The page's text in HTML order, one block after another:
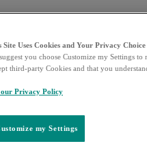
癌）
Site Uses Cookies and Your Privacy
you choose Customize my Settings
third-party Cookies and that you
our Privacy Policy
my Settings